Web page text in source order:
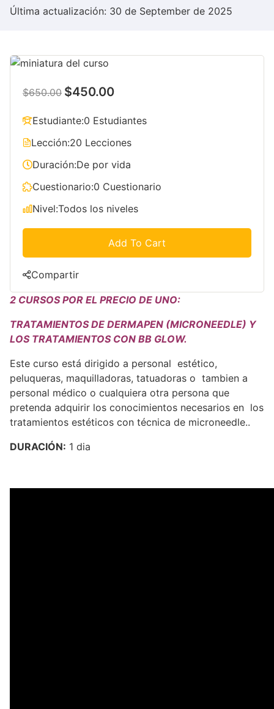
Última actualización: 30 de September de 2025
2 CURSOS POR EL PRECIO DE UNO:
TRATAMIENTOS DE DERMAPEN (MICRONEEDLE) Y
LOS TRATAMIENTOS CON BB GLOW.
Este curso está dirigido a personal estético,
peluqueras, maquilladoras, tatuadoras o tambien a
personal médico o cualquiera otra persona que
pretenda adquirir los conocimientos necesarios en los
tratamientos estéticos con técnica de microneedle..
DURACIÓN: 1 dia
$650.00 $450.00
Estudiante:0 Estudiantes
Lección:20 Lecciones
Duración:De por vida
Cuestionario:0 Cuestionario
Nivel:Todos los niveles
Add To Cart
Compartir